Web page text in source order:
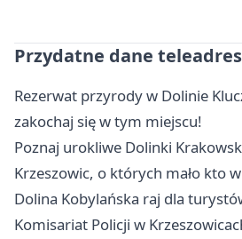
Przydatne dane
Rezerwat przyrody w Dolinie
zakochaj się w tym miejscu!
Poznaj urokliwe Dolinki
Krzeszowic, o których mało kto
Dolina Kobylańska raj dla
Komisariat Policji w